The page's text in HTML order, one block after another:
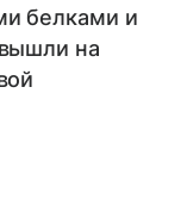
белками и
на